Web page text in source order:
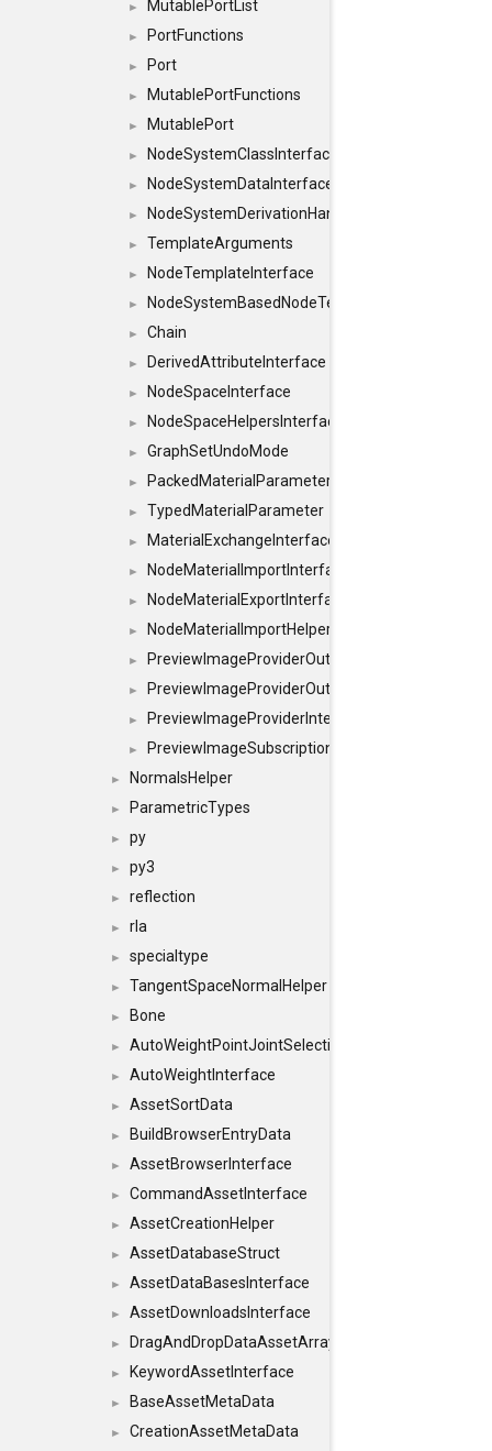
► MutablePortList
► PortFunctions
► Port
► MutablePortFunctions
► MutablePort
► NodeSystemClassInterface
► NodeSystemDataInterface
► NodeSystemDerivationHandlerInterface
► TemplateArguments
► NodeTemplateInterface
► NodeSystemBasedNodeTemplateInterface
► Chain
► DerivedAttributeInterface
► NodeSpaceInterface
► NodeSpaceHelpersInterface
► GraphSetUndoMode
► PackedMaterialParameter
► TypedMaterialParameter
► MaterialExchangeInterface
► NodeMaterialImportInterface
► NodeMaterialExportInterface
► NodeMaterialImportHelperInterface
► PreviewImageProviderOutputImage
► PreviewImageProviderOutput
► PreviewImageProviderInterface
► PreviewImageSubscriptionInterface
► NormalsHelper
► ParametricTypes
► py
► py3
► reflection
► rla
► specialtype
► TangentSpaceNormalHelper
► Bone
► AutoWeightPointJointSelections
► AutoWeightInterface
► AssetSortData
► BuildBrowserEntryData
► AssetBrowserInterface
► CommandAssetInterface
► AssetCreationHelper
► AssetDatabaseStruct
► AssetDataBasesInterface
► AssetDownloadsInterface
► DragAndDropDataAssetArray
► KeywordAssetInterface
► BaseAssetMetaData
► CreationAssetMetaData